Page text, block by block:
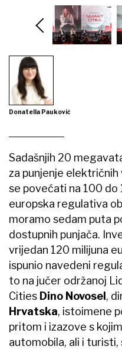
Donatella Pauković
Sadašnjih 20
za punjenje
se povećati na 100 do
europska regulativa
moramo sedam puta
dostupnih punjača.
vrijedan 120 milijuna
ispunio navedeni
to na jučer održanoj
Cities Dino Novosel ,
Hrvatska, istoimene
pritom i izazove s
automobila, ali i